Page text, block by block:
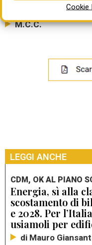
Cookie
M.C.C.
LEGGI ANCHE
CDM, OK AL PIANO
Energia, sì alla
scostamento di
e 2028. Per
usiamoli per
di Mauro